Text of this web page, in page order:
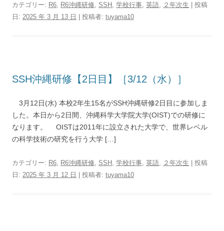
カテゴリー: R6, R6沖縄研修, SSH , 学校行事, 英語, ２年次生 | 投稿
日: 2025 年 3 月 13 日 投稿者: tuyama10
SSH沖縄研修【2日目】［3/12（水）］
3月12日(水) 本校2年生15名がSSH沖縄研修2日目に参加しま
した。本日から2日間、沖縄科学大学院大学(OIST)での研修に
なります。 OISTは2011年に設立された大学で、世界レベル
の科学技術の研究を行う大学 […]
カテゴリー: R6, R6沖縄研修, SSH , 学校行事, 英語, ２年次生 | 投稿
日: 2025 年 3 月 12 日 投稿者: tuyama10